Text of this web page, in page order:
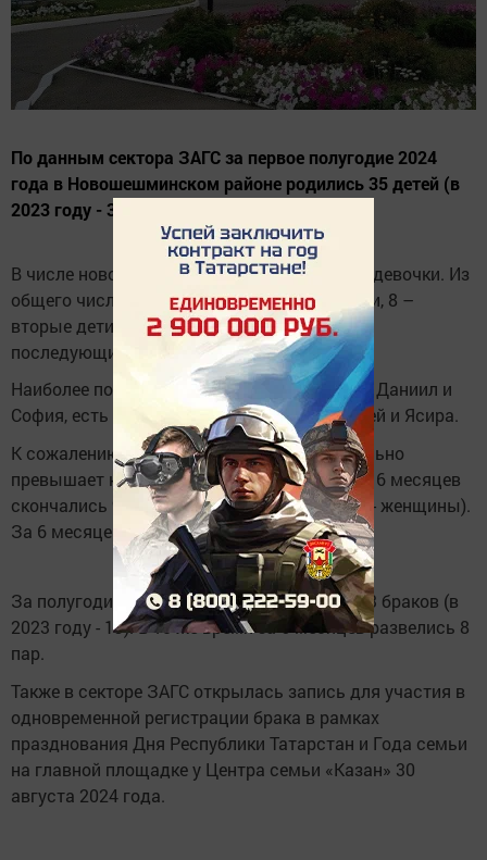
По данным сектора ЗАГС за первое полугодие 2024
года в Новошешминском районе родились 35 детей (в
2023 году - 33).
В числе новорожденных 13 мальчиков и 22 девочки. Из
общего числа 7 детей являются первенцами, 8 –
вторые дети, 11 – третьи и 9 – четвертые и
последующие.
Наиболее популярными именами являются Даниил и
София, есть и редкие имена, такие как Гордей и Ясира.
К сожалению, количество смертей значительно
превышает количество новорожденных. За 6 месяцев
скончались 96 человек (52 – мужчины и 44 - женщины).
За 6 месяцев 2023 года было 104.
За полугодие в районе зарегистрировано 13 браков (в
2023 году - 19). В то же время за 6 месяцев развелись 8
пар.
Также в секторе ЗАГС открылась запись для участия в
одновременной регистрации брака в рамках
празднования Дня Республики Татарстан и Года семьи
на главной площадке у Центра семьи «Казан» 30
августа 2024 года.